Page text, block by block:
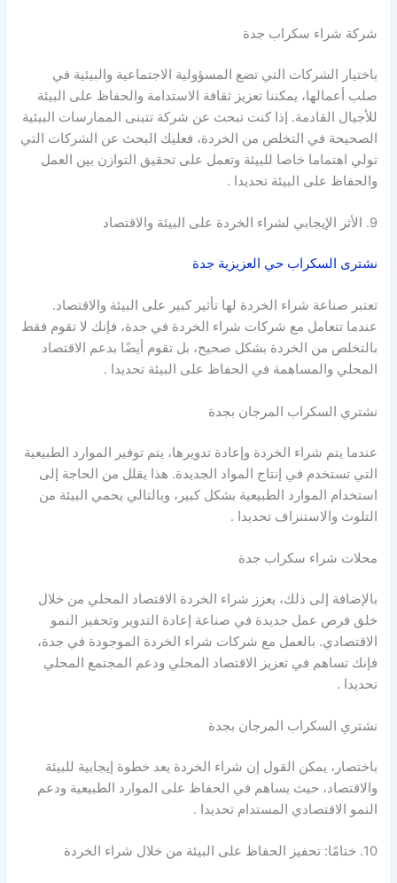
شركة شراء سكراب جدة
باختيار الشركات التي تضع المسؤولية الاجتماعية والبيئية في
صلب أعمالها، يمكننا تعزيز ثقافة الاستدامة والحفاظ على البيئة
للأجيال القادمة. إذا كنت تبحث عن شركة تتبنى الممارسات البيئية
الصحيحة في التخلص من الخردة، فعليك البحث عن الشركات التي
تولي اهتماما خاصا للبيئة وتعمل على تحقيق التوازن بين العمل
والحفاظ على البيئة تحديدا .
9. الأثر الإيجابي لشراء الخردة على البيئة والاقتصاد
نشترى السكراب حي العزيزية جدة
تعتبر صناعة شراء الخردة لها تأثير كبير على البيئة والاقتصاد.
عندما تتعامل مع شركات شراء الخردة في جدة، فإنك لا تقوم فقط
بالتخلص من الخردة بشكل صحيح، بل تقوم أيضًا بدعم الاقتصاد
المحلي والمساهمة في الحفاظ على البيئة تحديدا .
نشتري السكراب المرجان بجدة
عندما يتم شراء الخردة وإعادة تدويرها، يتم توفير الموارد الطبيعية
التي تستخدم في إنتاج المواد الجديدة. هذا يقلل من الحاجة إلى
استخدام الموارد الطبيعية بشكل كبير، وبالتالي يحمي البيئة من
التلوث والاستنزاف تحديدا .
محلات شراء سكراب جدة
بالإضافة إلى ذلك، يعزز شراء الخردة الاقتصاد المحلي من خلال
خلق فرص عمل جديدة في صناعة إعادة التدوير وتحفيز النمو
الاقتصادي. بالعمل مع شركات شراء الخردة الموجودة في جدة،
فإنك تساهم في تعزيز الاقتصاد المحلي ودعم المجتمع المحلي
تحديدا .
نشتري السكراب المرجان بجدة
باختصار، يمكن القول إن شراء الخردة يعد خطوة إيجابية للبيئة
والاقتصاد، حيث يساهم في الحفاظ على الموارد الطبيعية ودعم
النمو الاقتصادي المستدام تحديدا .
10. ختامًا: تحفيز الحفاظ على البيئة من خلال شراء الخردة